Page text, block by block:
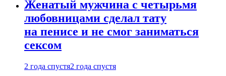
Женатый мужчина с четырьмя
любовницами сделал тату
на пенисе и не смог заниматься
сексом
2 года спустя2 года спустя